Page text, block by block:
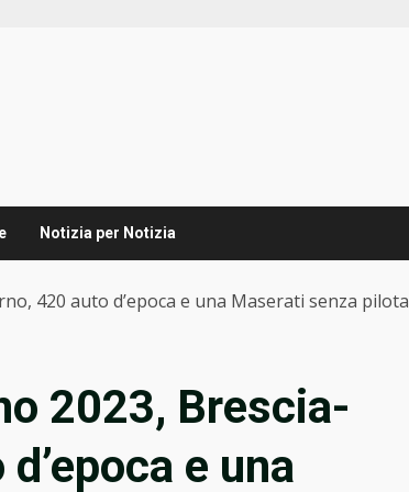
Notizia per Notizia
420 auto d’epoca e una Maserati senza pilota
2023, Brescia-
e una